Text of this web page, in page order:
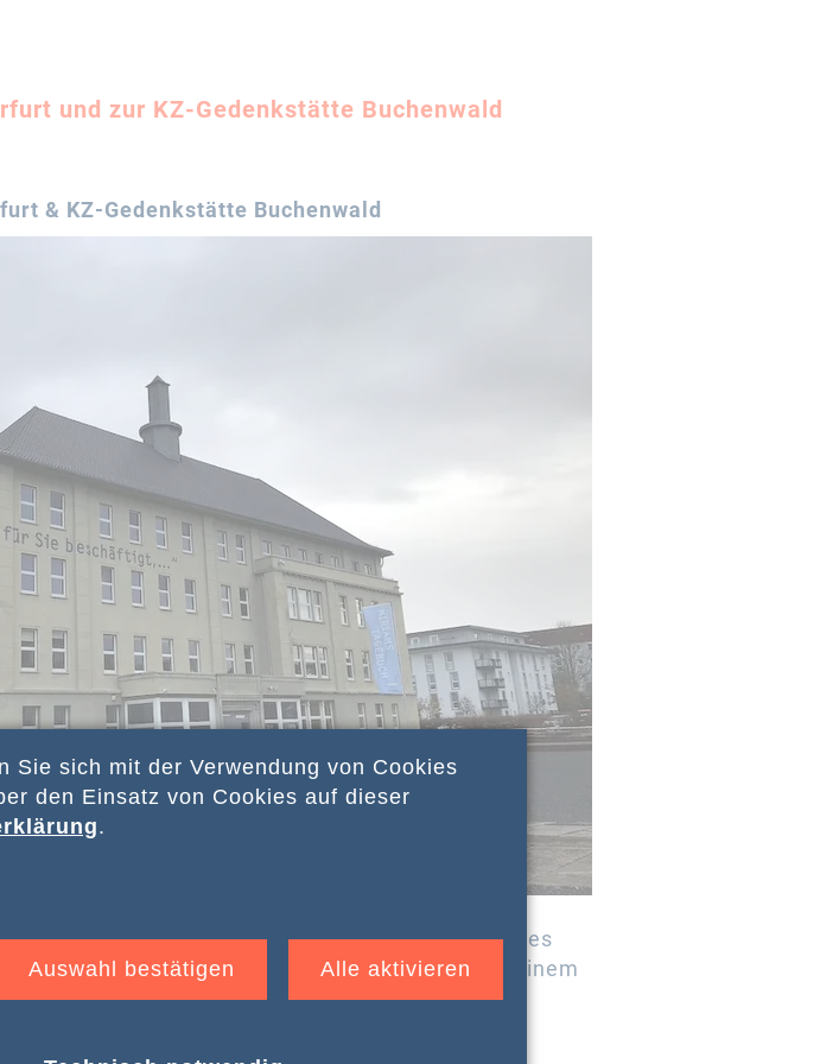
und zur KZ-Gedenkstätte Buchenwald
& KZ-Gedenkstätte Buchenwald
findet eine Begegnungsreise zur Gedenkstätte des
Buchenwald und nach Erfurt statt. Neben einem
die Gedenkstätte Buchenwald wird auch der
besichtigt werden.
Sie sich mit der Verwendung von Cookies
den Einsatz von Cookies auf dieser
.
Auswahl bestätigen Alle aktivieren